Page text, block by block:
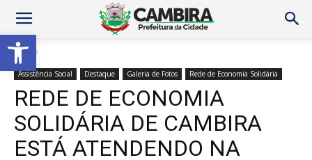
Abrir a barra de ferramentas
Home
Assistência Social Destaque Galeria de Fotos Rede de Economia Solidária
REDE DE ECONOMIA
SOLIDÁRIA DE CAMBIRA
ESTÁ ATENDENDO NA